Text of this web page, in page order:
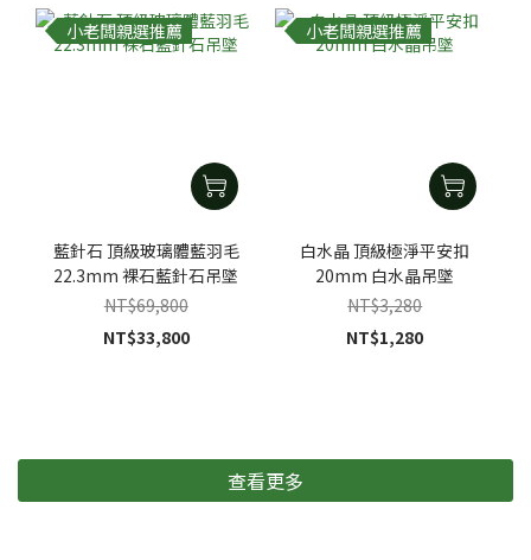
小老闆親選推薦
藍針石 頂級玻璃體藍羽毛
22.3mm 裸石藍針石吊墜
NT$69,800
NT$33,800
小老闆親選推薦
白水晶 頂級極淨平安扣
20mm 白水晶吊墜
NT$3,280
NT$1,280
查看更多